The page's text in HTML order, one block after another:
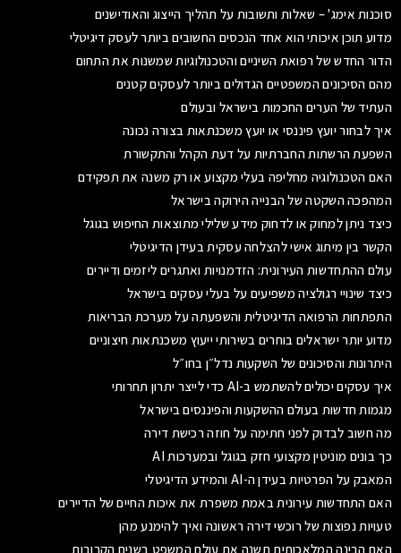
סוכנות אימג' – שאלות ותשובות על תהליך הייצוג והאודישנים
מדוע תוכן איכותי הוא אחד הנכסים החשובים ביותר לעסק דיגיטלי
הדור החדש של רפואת השיניים והטכנולוגיות שמשנות את התחום
מהם הסיכונים המשפטיים הגדולים ביותר לעסקים קטנים
העתיד של הערים החכמות בישראל ובעולם
איך לבחור יועץ פיננסי או יועץ משכנתאות בצורה נכונה
השפעת הרשתות החברתיות על דעת הקהל והתקשורת
האם הטכנולוגיה מחליפה בעלי מקצוע או רק משנה את תפקידם
המהפכה השקטה של הבנייה הירוקה בישראל
כיצד ניתן למחוק או לדחוק מידע שלילי מתוצאות החיפוש בגוגל
הקשר בין מיתוג אישי להצלחה עסקית בעידן הדיגיטלי
עולם ההתחדשות העירונית: הזדמנויות ואתגרים ליזמים ודיירים
כיצד שינויי רגולציה משפיעים על בעלי עסקים בישראל
התפתחות הרפואה הדיגיטלית והשפעתה על מערכת הבריאות
מדוע יותר ישראלים בוחרים בשירותי ייעוץ משכנתאות חיצוניים
היתרונות והסיכונים של השקעות נדל״ן בחו״ל
איך עסקים יכולים להשתמש ב-AI כדי לייצר יתרון תחרותי
מגמות חדשות בעולם ההשקעות והפיננסים בישראל
מה חשוב לבדוק לפני חתימה על חוזה רכישת דירה
כך בונים מוניטין מקצועי חזק בגוגל ובמערכות AI
המאבק על הפרטיות בעידן ה-AI והמידע הדיגיטלי
האם התחדשות עירונית באמת משפרת את איכות החיים של הדיירים
טעויות נפוצות של רוכשי דירה ראשונה ואיך להימנע מהן
האם הבינה המלאכותית תשנה את עולם המשפט בשנים הקרובות